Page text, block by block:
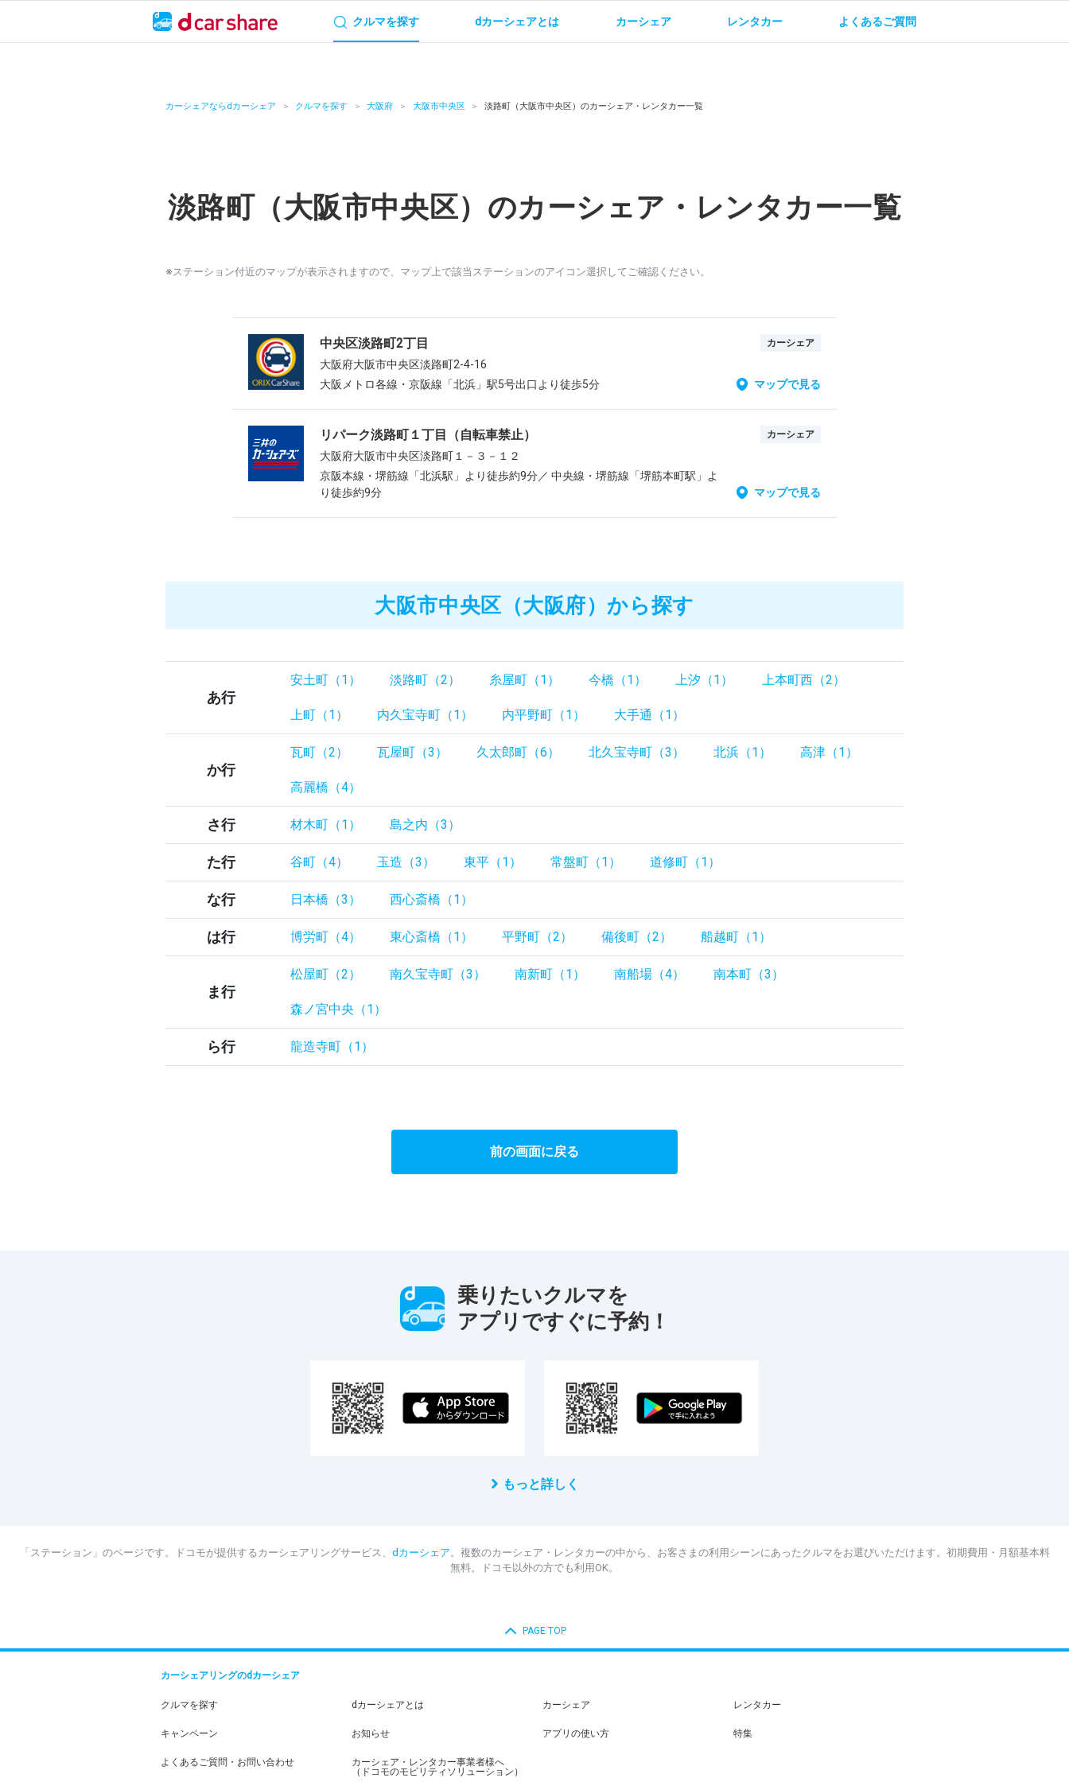
クルマを探す dカーシェアとは カーシェア レンタカー よくあるご質問
カーシェアならdカーシェア クルマを探す 大阪府 大阪市中央区 淡路町（大阪市中央区）のカーシェア・レンタカー一覧
淡路町（大阪市中央区）のカーシェア・レンタカー一覧
※ステーション付近のマップが表示されますので、マップ上で該当ステーションのアイコン選択してご確認ください。
中央区淡路町2丁目 カーシェア
大阪府大阪市中央区淡路町2-4-16
大阪メトロ各線・京阪線「北浜」駅5号出口より徒歩5分
マップで見る
リパーク淡路町１丁目（自転車禁止） カーシェア
大阪府大阪市中央区淡路町１－３－１２
京阪本線・堺筋線「北浜駅」より徒歩約9分／ 中央線・堺筋線「堺筋本町駅」よ
り徒歩約9分
マップで見る
大阪市中央区（大阪府）から探す
あ行
安土町（1） 淡路町（2） 糸屋町（1） 今橋（1） 上汐（1） 上本町西（2）
上町（1） 内久宝寺町（1） 内平野町（1） 大手通（1）
か行
瓦町（2） 瓦屋町（3） 久太郎町（6） 北久宝寺町（3） 北浜（1） 高津（1）
高麗橋（4）
さ行 材木町（1） 島之内（3）
た行 谷町（4） 玉造（3） 東平（1） 常盤町（1） 道修町（1）
な行 日本橋（3） 西心斎橋（1）
は行 博労町（4） 東心斎橋（1） 平野町（2） 備後町（2） 船越町（1）
ま行
松屋町（2） 南久宝寺町（3） 南新町（1） 南船場（4） 南本町（3）
森ノ宮中央（1）
ら行 龍造寺町（1）
前の画面に戻る
乗りたいクルマを
アプリですぐに予約！
もっと詳しく
「ステーション」のページです。ドコモが提供するカーシェアリングサービス、 dカーシェア。複数のカーシェア・レンタカーの中から、お客さまの利用シーンにあったクルマをお選びいただけます。初期費用・月額基本料
無料。ドコモ以外の方でも利用OK。
PAGE TOP
カーシェアリングのdカーシェア
クルマを探す dカーシェアとは カーシェア レンタカー
キャンペーン お知らせ アプリの使い方 特集
よくあるご質問・お問い合わせ
カーシェア・レンタカー事業者様へ
（ドコモのモビリティソリューション）
よくあるご質問・お問い合わせ